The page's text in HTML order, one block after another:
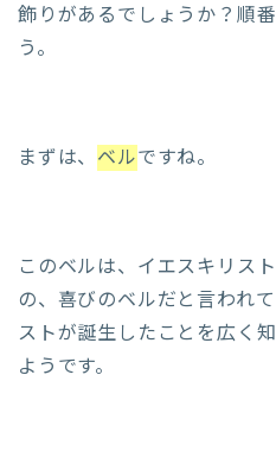
飾りがあるでしょうか？順
う。
まずは、 ベルですね。
このベルは、イエスキリス
の、喜びのベルだと言われ
ストが誕生したことを広く
ようです。